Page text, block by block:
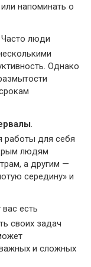
напоминать о
Часто люди
Однако
работы для себя
людям
а другим —
середину» и
вас есть
своих задач
и сложных